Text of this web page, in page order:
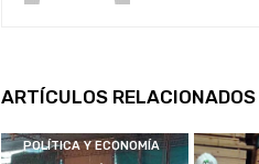
ARTÍCULOS RELACIONADOS
POLÍTICA Y ECONOMÍA